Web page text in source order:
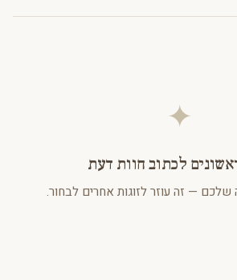
✦
לכתוב חוות דעת
שלכם — זה עוזר לזוגות אחרים לבחור.